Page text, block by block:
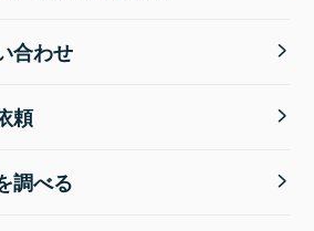
合わせ
頼
調べる